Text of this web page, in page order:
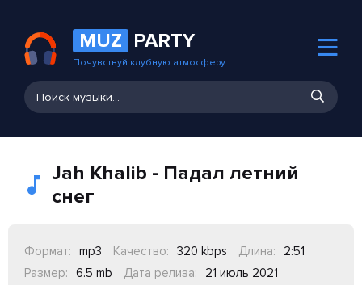
MUZ PARTY
Почувствуй клубную атмосферу
Jah Khalib - Падал летний
снег
Формат: mp3 Качество: 320 kbps Длина:
2:51
Размер:
6.5 mb Дата релиза: 21 июль 2021